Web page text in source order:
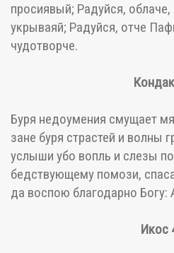
просиявый; Радуйся, облаче,
укрываяй; Радуйся, отче
чудотворче.
Буря недоумения смущает
зане буря страстей и волны
услыши убо вопль и слезы
бедствующему помози,
да воспою благодарно Богу:
Икос